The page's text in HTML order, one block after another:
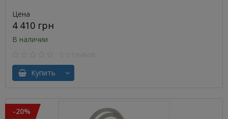
Цена
4 410 грн
В наличии
Купить
-20%